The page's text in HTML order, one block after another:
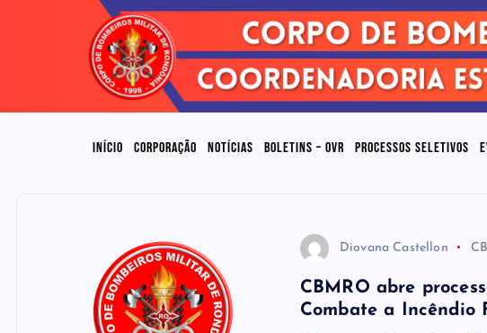
INÍCIO CORPORAÇÃO NOTÍCIAS BOLETINS – OVR PROCESSOS SELETIVOS
Diovana Castellon
CBMRO abre
Combate a Incêndio